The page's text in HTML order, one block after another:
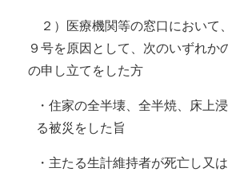
２）医療機関等の窓口において
９号を原因として、次のいずれか
の申し立てをした方
・住家の全半壊、全半焼、床上
る被災をした旨
・主たる生計維持者が死亡し又